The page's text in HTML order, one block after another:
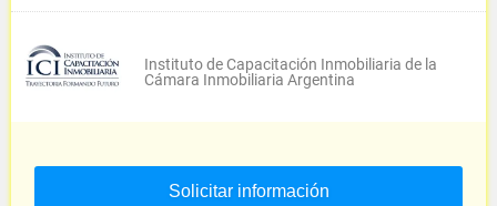
Instituto de Capacitación Inmobiliaria de la
Cámara Inmobiliaria Argentina
Solicitar información